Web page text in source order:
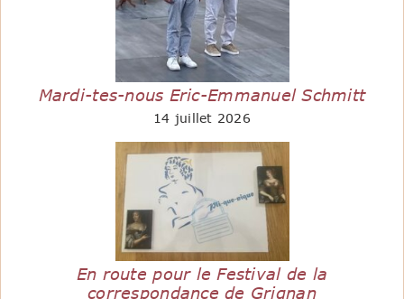
Mardi-tes-nous Eric-Emmanuel Schmitt
14 juillet 2026
En route pour le Festival de la
correspondance de Grignan